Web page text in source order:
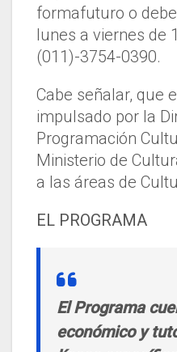
formafuturo o
lunes a viernes de
(011)-3754-0390.
Cabe señalar, que
impulsado por la
Programación
Ministerio de
a las áreas de
EL PROGRAMA
El Programa
económico y